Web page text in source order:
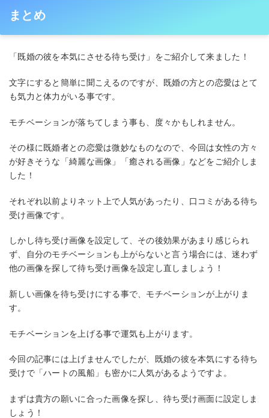
まとめ
「既婚の彼を本気にさせる待ち受け」をご紹介して来ました！
文字にすると簡単に聞こえるのですが、既婚の方との恋愛はとて
も気力と体力がいる事です。
モチベーションが落ちてしまう事も、度々かもしれません。
その様に既婚者との恋愛は微妙なものなので、今回は女性の方々
が好きそうな「綺麗な画像」「癒される画像」などをご紹介しま
した！
それぞれ以前よりネット上で人気があったり、口コミがある待ち
受け画像です。
しかし待ち受け画像を設定して、その後効果があまり感じられ
ず、自分のモチベーションも上がらないと言う場合には、迷わず
他の画像を探して待ち受け画像を設定し直しましょう！
新しい画像を待ち受けにする事で、モチベーションが上がりま
す。
モチベーションを上げる事で運気も上がります。
今回の記事には上げませんでしたが、既婚の彼を本気にする待ち
受けで「ハートの風船」も密かに人気があるようですよ。
まずは貴方の願いに合った画像を探し、待ち受け画面に設定しま
しょう！